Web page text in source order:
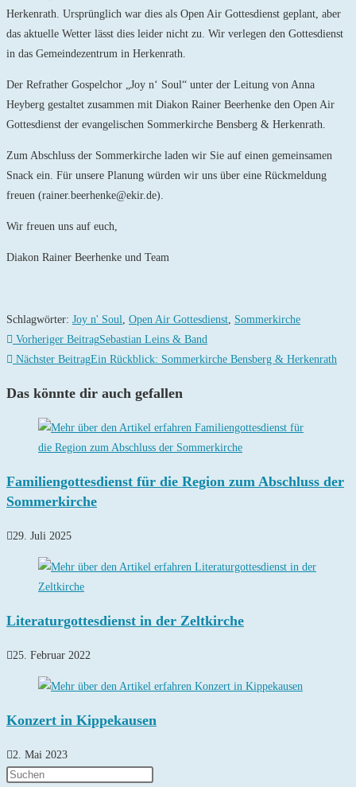
Herkenrath. Ursprünglich war dies als Open Air Gottesdienst geplant, aber
das aktuelle Wetter lässt dies leider nicht zu. Wir verlegen den Gottesdienst
in das Gemeindezentrum in Herkenrath.
Der Refrather Gospelchor „Joy n‘ Soul“ unter der Leitung von Anna
Heyberg gestaltet zusammen mit Diakon Rainer Beerhenke den Open Air
Gottesdienst der evangelischen Sommerkirche Bensberg & Herkenrath.
Zum Abschluss der Sommerkirche laden wir Sie auf einen gemeinsamen
Snack ein. Für unsere Planung würden wir uns über eine Rückmeldung
freuen (rainer.beerhenke@ekir.de).
Wir freuen uns auf euch,
Diakon Rainer Beerhenke und Team
Schlagwörter: Joy n' Soul, Open Air Gottesdienst, Sommerkirche
Weitere
Artikel
ansehen
Vorheriger BeitragSebastian Leins & Band
Nächster BeitragEin Rückblick: Sommerkirche Bensberg & Herkenrath
Das könnte dir auch gefallen
Familiengottesdienst für die Region zum Abschluss der
Sommerkirche
29. Juli 2025
Literaturgottesdienst in der Zeltkirche
25. Februar 2022
Konzert in Kippekausen
2. Mai 2023